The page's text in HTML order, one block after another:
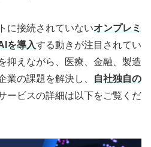
に接続されていないオンプレミ
を導入する動きが注目されてい
抑えながら、医療、金融、製造
業の課題を解決し、
自社独自の
ービスの詳細は以下をご覧くだ